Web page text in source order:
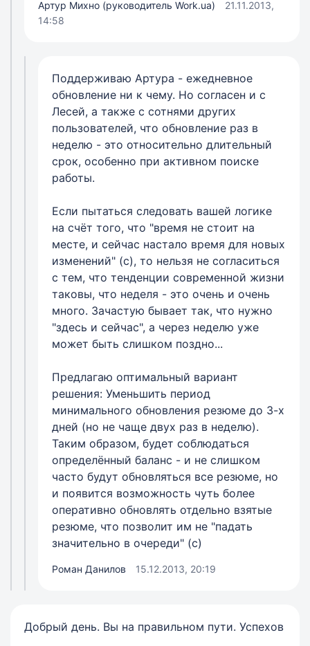
Артур Михно (руководитель Work.ua)
21.11.2013,
14:58
Поддерживаю Артура - ежедневное
обновление ни к чему. Но согласен и с
Лесей, а также с сотнями других
пользователей, что обновление раз в
неделю - это относительно длительный
срок, особенно при активном поиске
работы.
Если пытаться следовать вашей логике
на счёт того, что "время не стоит на
месте, и сейчас настало время для новых
изменений" (с), то нельзя не согласиться
с тем, что тенденции современной жизни
таковы, что неделя - это очень и очень
много. Зачастую бывает так, что нужно
"здесь и сейчас", а через неделю уже
может быть слишком поздно...
Предлагаю оптимальный вариант
решения: Уменьшить период
минимального обновления резюме до 3-х
дней (но не чаще двух раз в неделю).
Таким образом, будет соблюдаться
определённый баланс - и не слишком
часто будут обновляться все резюме, но
и появится возможность чуть более
оперативно обновлять отдельно взятые
резюме, что позволит им не "падать
значительно в очереди" (с)
Роман Данилов 15.12.2013, 20:19
Добрый день. Вы на правильном пути. Успехов